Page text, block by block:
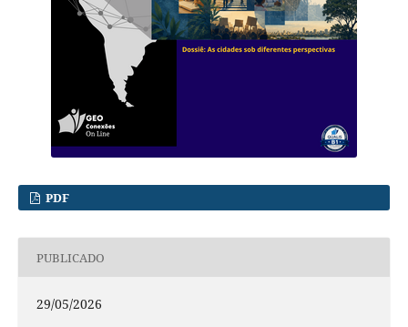
PDF
PUBLICADO
29/05/2026